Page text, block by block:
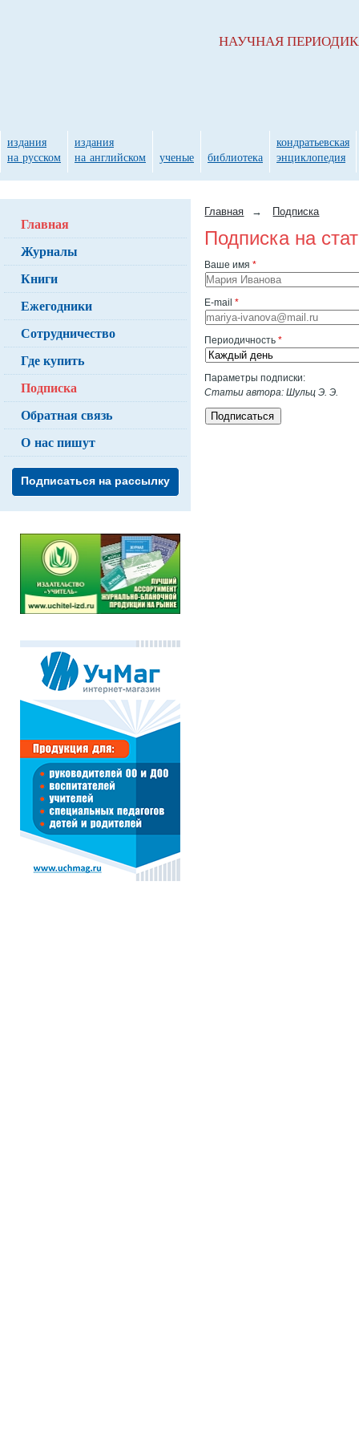
Главная → Подписка
Подписка на
Ваше имя*
E-mail*
Периодичность*
Параметры подписки:
Статьи автора: Шульц Э. Э.
Подписаться
Главная
Журналы
Книги
Ежегодники
Сотрудничество
Где купить
Подписка
Обратная связь
О нас пишут
Подписаться на рассылку
НАУЧНАЯ
издания
на русском
издания
на английском
ученые библиотека
кондратьевская
энциклопедия